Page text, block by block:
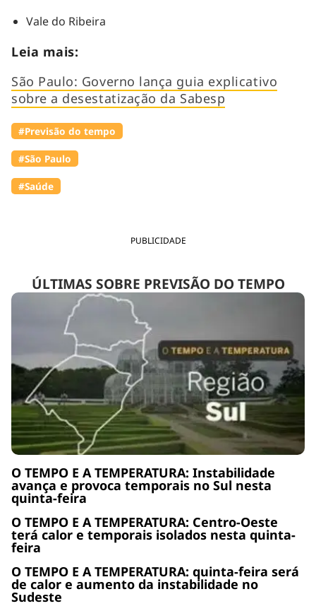
PUBLICIDADE
ÚLTIMAS SOBRE PREVISÃO DO TEMPO
O TEMPO E A TEMPERATURA: Instabilidade
avança e provoca temporais no Sul nesta
quinta-feira
O TEMPO E A TEMPERATURA: Centro-Oeste
terá calor e temporais isolados nesta quinta-
feira
O TEMPO E A TEMPERATURA: quinta-feira será
de calor e aumento da instabilidade no
Sudeste
Vale do Ribeira
Leia mais:
São Paulo: Governo lança guia explicativo
sobre a desestatização da Sabesp
#Previsão do tempo
#São Paulo
#Saúde